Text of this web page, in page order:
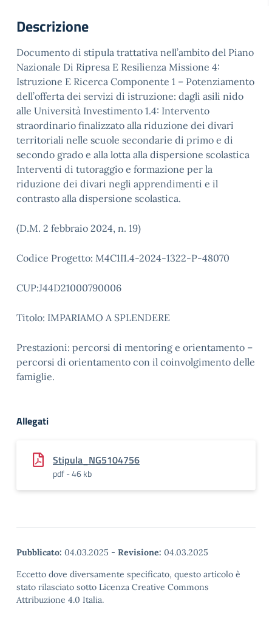
Descrizione
Documento di stipula trattativa nell’ambito del Piano
Nazionale Di Ripresa E Resilienza Missione 4:
Istruzione E Ricerca Componente 1 – Potenziamento
dell’offerta dei servizi di istruzione: dagli asili nido
alle Università Investimento 1.4: Intervento
straordinario finalizzato alla riduzione dei divari
territoriali nelle scuole secondarie di primo e di
secondo grado e alla lotta alla dispersione scolastica
Interventi di tutoraggio e formazione per la
riduzione dei divari negli apprendimenti e il
contrasto alla dispersione scolastica.
(D.M. 2 febbraio 2024, n. 19)
Codice Progetto: M4C1I1.4-2024-1322-P-48070
CUP:J44D21000790006
Titolo: IMPARIAMO A SPLENDERE
Prestazioni: percorsi di mentoring e orientamento –
percorsi di orientamento con il coinvolgimento delle
famiglie.
Allegati
Stipula_NG5104756
pdf - 46 kb
Pubblicato: 04.03.2025 - Revisione: 04.03.2025
Eccetto dove diversamente specificato, questo articolo è
stato rilasciato sotto Licenza Creative Commons
Attribuzione 4.0 Italia.